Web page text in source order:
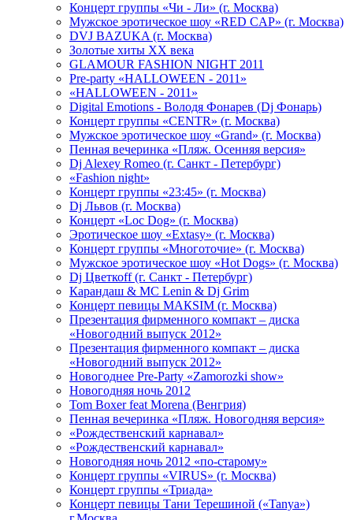
Концерт группы «Чи - Ли» (г. Москва)
Мужское эротическое шоу «RED CAP» (г. Москва)
DVJ BAZUKA (г. Москва)
Золотые хиты XX века
GLAMOUR FASHION NIGHT 2011
Pre-party «HALLOWEEN - 2011»
«HALLOWEEN - 2011»
Digital Emotions - Володя Фонарев (Dj Фонарь)
Концерт группы «CENTR» (г. Москва)
Мужское эротическое шоу «Grand» (г. Москва)
Пенная вечеринка «Пляж. Осенняя версия»
Dj Alexey Romeo (г. Санкт - Петербург)
«Fashion night»
Концерт группы «23:45» (г. Москва)
Dj Львов (г. Москва)
Концерт «Loc Dog» (г. Москва)
Эротическое шоу «Extasy» (г. Москва)
Концерт группы «Многоточие» (г. Москва)
Мужское эротическое шоу «Hot Dogs» (г. Москва)
Dj Цветкоff (г. Санкт - Петербург)
Карандаш & МС Lenin & Dj Grim
Концерт певицы МАКSIМ (г. Москва)
Презентация фирменного компакт – диска
«Новогодний выпуск 2012»
Презентация фирменного компакт – диска
«Новогодний выпуск 2012»
Новогоднее Pre-Party «Zamorozki show»
Новогодняя ночь 2012
Tom Boxer feat Morena (Венгрия)
Пенная вечеринка «Пляж. Новогодняя версия»
«Рождественский карнавал»
«Рождественский карнавал»
Новогодняя ночь 2012 «по-старому»
Концерт группы «VIRUS» (г. Москва)
Концерт группы «Триада»
Концерт певицы Тани Терешиной («Tanya»)